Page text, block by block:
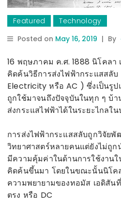
Featured
Technology
Posted on May 16, 2019 | By
16 พฤษภาคม ค.ศ. 1888 นิโคลา
คิดค้นวิธีการส่งไฟฟ้ากระแสสลับ
Electricity หรือ AC ) ซึ่งเป็นรู
ถูกใช้มาจนถึงปัจจุบันในทุก ๆ บ้า
ส่งกระแสไฟฟ้าได้ในระยะไกลใ
การส่งไฟฟ้ากระแสสลับถูกวิจัย
วิทยาศาสตร์หลายคนแต่ยังไม่ถูก
มีความคุ้มค่าในด้านการใช้งาน
คิดค้นขึ้นมา โดยในขณะนั้นนิโค
ความพยายามของทอมัส เอดิสัน
ตรง หรือ DC